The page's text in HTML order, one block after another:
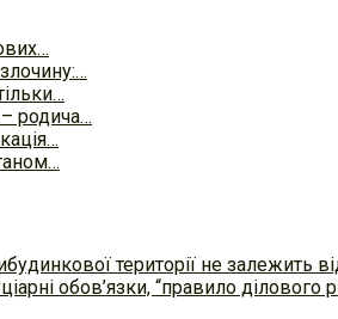
родича…
території не залежить
обов’язки, “правило